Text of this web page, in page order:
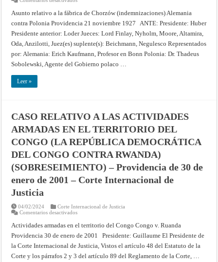
relativo
a
la
de
Chorzów
(indemnizaciones)
[1927]
Corte
Permanente
Asunto relativo a la fábrica de Chorzów (indemnizaciones) Alemania
contra Polonia Providencia 21 noviembre 1927 ANTE: Presidente: Huber
Presidente anterior: Loder Jueces: Lord Finlay, Nyholm, Moore, Altamira,
Oda, Anzilotti, Juez(es) suplente(s): Beichmann, Negulesco Representados
por: Alemania: Erich Kaufmann, Profesor en Bonn Polonia: Dr. Thadeus
Sobolewski, Agente del Gobierno polaco …
Leer »
CASO RELATIVO A LAS ACTIVIDADES
ARMADAS EN EL TERRITORIO DEL
CONGO (LA REPÚBLICA DEMOCRÁTICA
DEL CONGO CONTRA RWANDA)
(SOBRESEIMIENTO) – Providencia de 30 de
enero de 2001 – Corte Internacional de
Justicia
04/02/2024
Corte Internacional de Justicia
Comentarios desactivadosen
RELATIVO
A
LAS
ARMADAS
EN
EL
Actividades armadas en el territorio del Congo Congo v. Ruanda
Providencia 30 de enero de 2001 Presidente: Guillaume El Presidente de
la Corte Internacional de Justicia, Vistos el artículo 48 del Estatuto de la
Corte y los párrafos 2 y 3 del artículo 89 del Reglamento de la Corte, …